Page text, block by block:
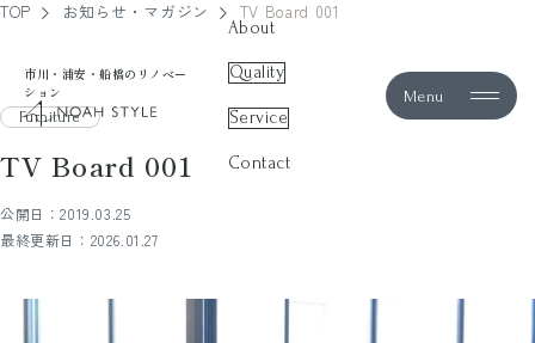
市川・浦安・船橋のリノベー
ション
noah style
About
Quality
Service
Contact
Menu
TOP お知らせ・マガジン TV Board 001
Furniture
TV Board 001
公開日：2019.03.25
最終更新日：2026.01.27